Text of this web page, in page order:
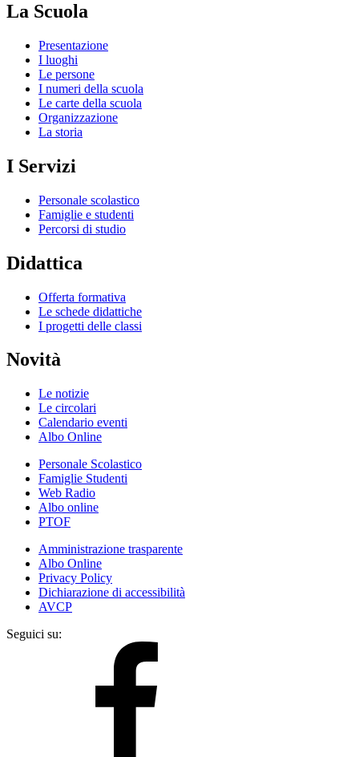
La Scuola
Presentazione
I luoghi
Le persone
I numeri della scuola
Le carte della scuola
Organizzazione
La storia
I Servizi
Personale scolastico
Famiglie e studenti
Percorsi di studio
Didattica
Offerta formativa
Le schede didattiche
I progetti delle classi
Novità
Le notizie
Le circolari
Calendario eventi
Albo Online
Personale Scolastico
Famiglie Studenti
Web Radio
Albo online
PTOF
Amministrazione trasparente
Albo Online
Privacy Policy
Dichiarazione di accessibilità
AVCP
Seguici su: